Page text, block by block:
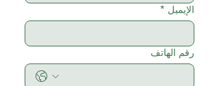
الإيميل *
رقم الهاتف